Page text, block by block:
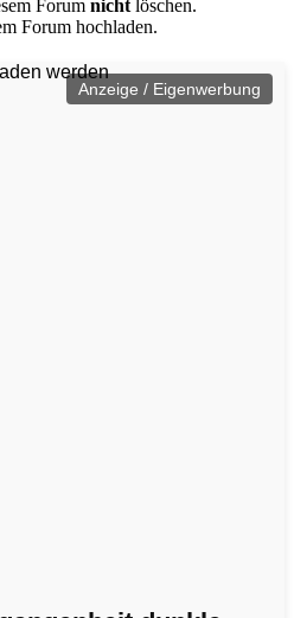
Forum nicht löschen.
Forum hochladen.
Anzeige / Eigenwerbung